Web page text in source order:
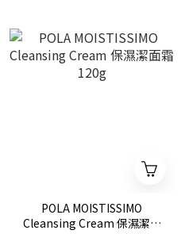
POLA MOISTISSIMO
Cleansing Cream 保濕潔面